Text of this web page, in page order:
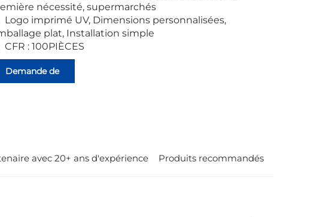
nécessité, supermarchés
Logo imprimé UV, Dimensions personnalisées,
plat, Installation simple
CFR : 100PIÈCES
Demande de
avec 20+ ans d'expérience Produits recommandés